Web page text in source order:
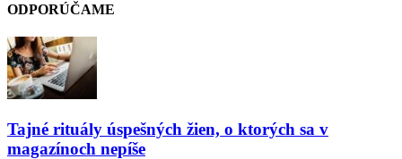
ODPORÚČAME
Tajné rituály úspešných žien, o ktorých sa v
magazínoch nepíše